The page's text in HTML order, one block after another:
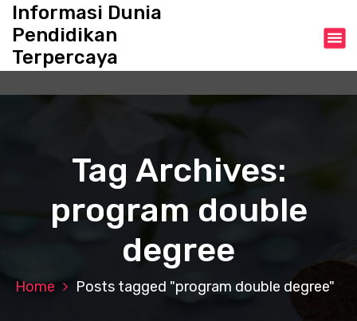
o
Informasi Dunia
Pendidikan
Terpercaya
Tag Archives:
program double
degree
Home Posts tagged "program double degree"